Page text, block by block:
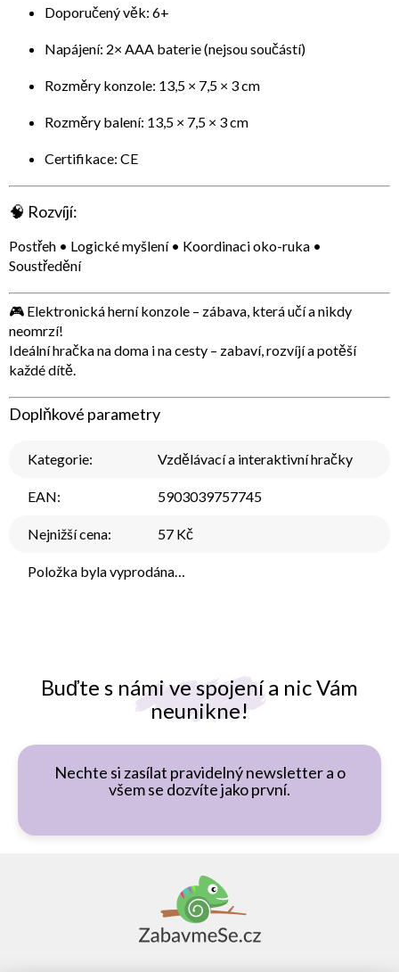
Buďte s námi ve spojení a nic Vám
neunikne!
Nechte si zasílat pravidelný newsletter a o
všem se dozvíte jako první.
Doporučený věk: 6+
Napájení: 2× AAA baterie (nejsou součástí)
Rozměry konzole: 13,5 × 7,5 × 3 cm
Rozměry balení: 13,5 × 7,5 × 3 cm
Certifikace: CE
🧠 Rozvíjí:
Postřeh • Logické myšlení • Koordinaci oko-ruka •
Soustředění
🎮 Elektronická herní konzole – zábava, která učí a nikdy
neomrzí!
Ideální hračka na doma i na cesty – zabaví, rozvíjí a potěší
každé dítě.
Doplňkové parametry
Kategorie: Vzdělávací a interaktivní hračky
EAN: 5903039757745
Nejnižší cena: 57 Kč
Položka byla vyprodána…